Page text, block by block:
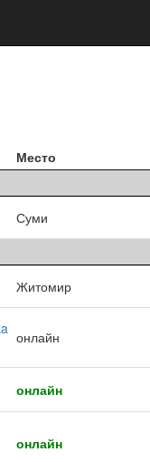
Место
Суми
Житомир
онлайн
онлайн
онлайн